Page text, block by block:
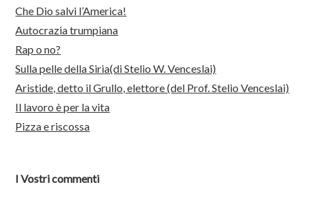
Che Dio salvi l’America!
Autocrazia trumpiana
Rap o no?
Sulla pelle della Siria(di Stelio W. Venceslai)
Aristide, detto il Grullo, elettore (del Prof. Stelio Venceslai)
Il lavoro è per la vita
Pizza e riscossa
I Vostri commenti